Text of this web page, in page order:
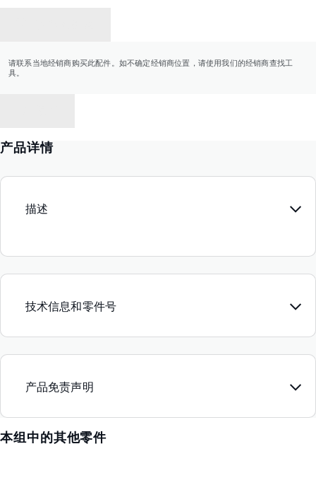
请联系当地经销商购买此配件。如不确定经销商位置，请使用我们的经销商查找工
具。
产品详情
描述
技术信息和零件号
产品免责声明
本组中的其他零件